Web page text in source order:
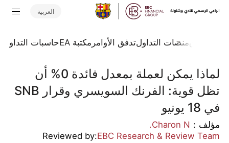
العربية
السوقمنصات التداولتدفق الأوامر مكتبة EA حاسبات التداول
لماذا يمكن لعملة بمعدل فائدة 0% أن
تظل قوية: الفرنك السويسري وقرار SNB
في 18 يونيو
مؤلف： Charon N.
Reviewed by:EBC Research & Review Team